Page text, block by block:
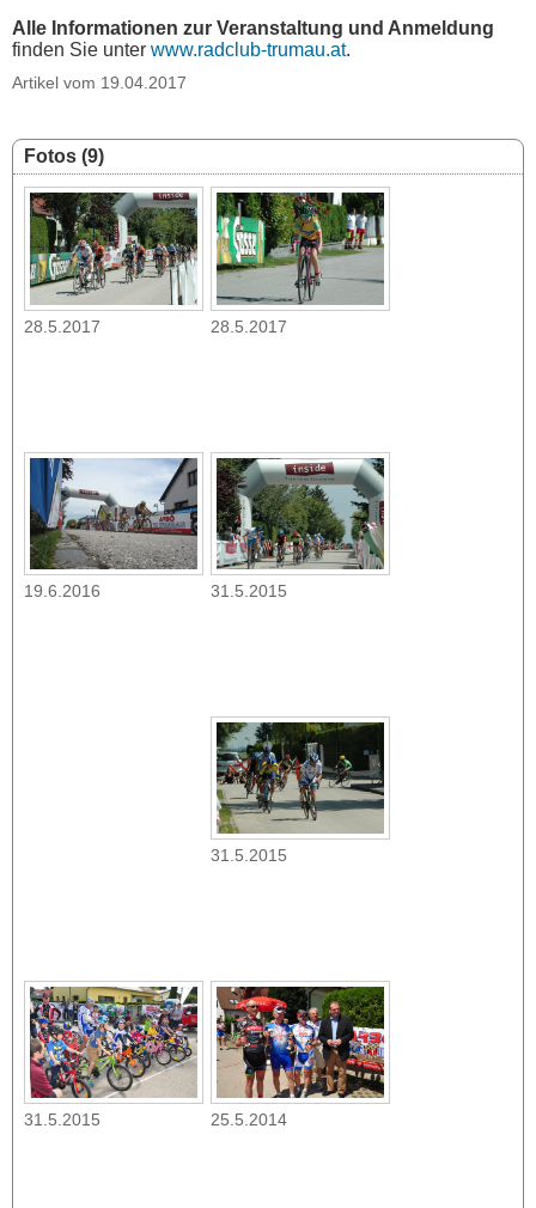
Alle Informationen zur Veranstaltung und Anmeldung
finden Sie unter www.radclub-trumau.at.
Artikel vom 19.04.2017
Fotos (9)
28.5.2017 28.5.2017
19.6.2016 31.5.2015
31.5.2015
31.5.2015 25.5.2014